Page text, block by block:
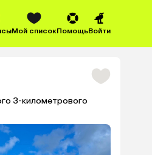
Мой списокПомощьВойти
3-километрового